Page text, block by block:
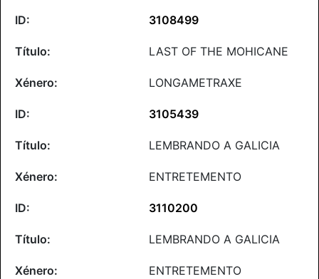
3108499
LAST OF THE MOHICANE
LONGAMETRAXE
3105439
LEMBRANDO A GALICIA
ENTRETEMENTO
3110200
LEMBRANDO A GALICIA
ENTRETEMENTO